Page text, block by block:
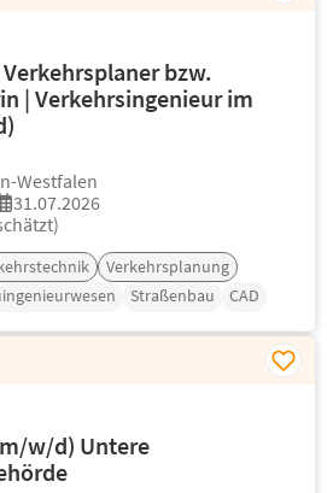
bzw.
| Verkehrsingenieur im
Westfalen
31.07.2026
Verkehrsplanung
Straßenbau CAD
w/d) Untere